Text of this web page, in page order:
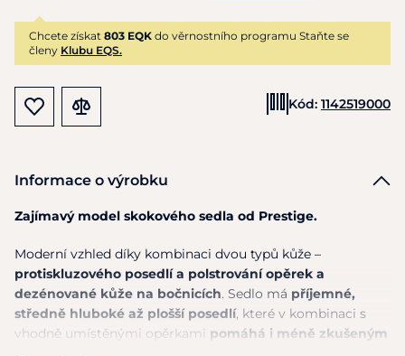
Chcete získat 803 EQK do věrnostního programu Staňte se
členy Klubu EQS.
Kód: 1142519000
Informace o výrobku
Zajímavý model skokového sedla od Prestige.
Moderní vzhled díky kombinaci dvou typů kůže –
protiskluzového posedlí a polstrování opěrek a
dezénované kůže na bočnicích. Sedlo má příjemné,
středně hluboké až plošší posedlí, které v kombinaci s
vhodně umístěnými opěrkami pomáhá i méně zkušeným